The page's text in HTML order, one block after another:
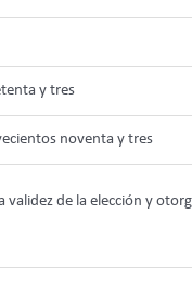
y tres
noventa y tres
validez de la elección y